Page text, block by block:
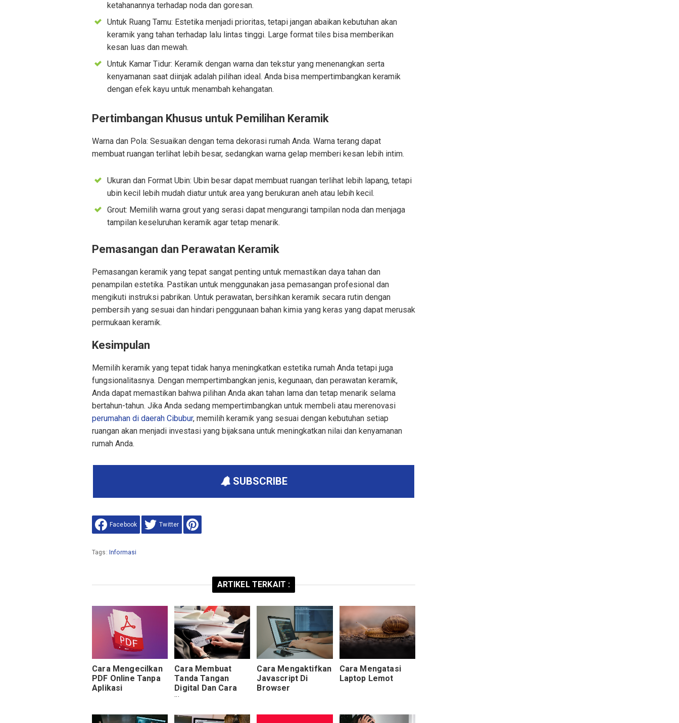
ketahanannya terhadap noda dan goresan.
Untuk Ruang Tamu: Estetika menjadi prioritas, tetapi jangan abaikan kebutuhan akan
keramik yang tahan terhadap lalu lintas tinggi. Large format tiles bisa memberikan
kesan luas dan mewah.
Untuk Kamar Tidur: Keramik dengan warna dan tekstur yang menenangkan serta
kenyamanan saat diinjak adalah pilihan ideal. Anda bisa mempertimbangkan keramik
dengan efek kayu untuk menambah kehangatan.
Pertimbangan Khusus untuk Pemilihan Keramik
Warna dan Pola: Sesuaikan dengan tema dekorasi rumah Anda. Warna terang dapat
membuat ruangan terlihat lebih besar, sedangkan warna gelap memberi kesan lebih intim.
Ukuran dan Format Ubin: Ubin besar dapat membuat ruangan terlihat lebih lapang, tetapi
ubin kecil lebih mudah diatur untuk area yang berukuran aneh atau lebih kecil.
Grout: Memilih warna grout yang serasi dapat mengurangi tampilan noda dan menjaga
tampilan keseluruhan keramik agar tetap menarik.
Pemasangan dan Perawatan Keramik
Pemasangan keramik yang tepat sangat penting untuk memastikan daya tahan dan
penampilan estetika. Pastikan untuk menggunakan jasa pemasangan profesional dan
mengikuti instruksi pabrikan. Untuk perawatan, bersihkan keramik secara rutin dengan
pembersih yang sesuai dan hindari penggunaan bahan kimia yang keras yang dapat merusak
permukaan keramik.
Kesimpulan
Memilih keramik yang tepat tidak hanya meningkatkan estetika rumah Anda tetapi juga
fungsionalitasnya. Dengan mempertimbangkan jenis, kegunaan, dan perawatan keramik,
Anda dapat memastikan bahwa pilihan Anda akan tahan lama dan tetap menarik selama
bertahun-tahun. Jika Anda sedang mempertimbangkan untuk membeli atau merenovasi
perumahan di daerah Cibubur, memilih keramik yang sesuai dengan kebutuhan setiap
ruangan akan menjadi investasi yang bijaksana untuk meningkatkan nilai dan kenyamanan
rumah Anda.
SUBSCRIBE
Facebook Twitter
Tags: Informasi
ARTIKEL TERKAIT :
Cara Mengecilkan
PDF Online Tanpa
Aplikasi
Cara Membuat
Tanda Tangan
Digital Dan Cara
Scan TTD Di
Smartphone
Cara Mengaktifkan
Javascript Di
Browser
Cara Mengatasi
Laptop Lemot